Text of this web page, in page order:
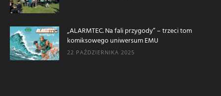
„ALARMTEC. Na fali przygody” – trzeci tom
komiksowego uniwersum EMU
22 PAŹDZIERNIKA 2025